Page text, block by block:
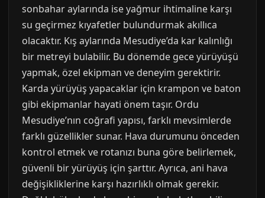
sonbahar aylarında ise yağmur ihtimaline karşı
su geçirmez kıyafetler bulundurmak akıllıca
olacaktır. Kış aylarında Mesudiye’da kar kalınlığı
bir metreyi bulabilir. Bu dönemde gece yürüyüşü
yapmak, özel ekipman ve deneyim gerektirir.
Karda yürüyüş yapacaklar için krampon ve baton
gibi ekipmanlar hayati önem taşır. Ordu
Mesudiye’nın coğrafi yapısı, farklı mevsimlerde
farklı güzellikler sunar. Hava durumunu önceden
kontrol etmek ve rotanızı buna göre belirlemek,
güvenli bir yürüyüş için şarttır. Ayrıca, ani hava
değişikliklerine karşı hazırlıklı olmak gerekir.